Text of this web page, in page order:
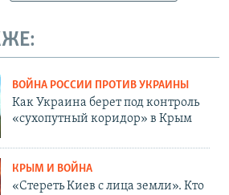
ВОЙНА РОССИИ ПРОТИВ УКРАИНЫ
Как Украина берет под контроль
«сухопутный коридор» в Крым
КРЫМ И ВОЙНА
«Стереть Киев с лица земли». Кто